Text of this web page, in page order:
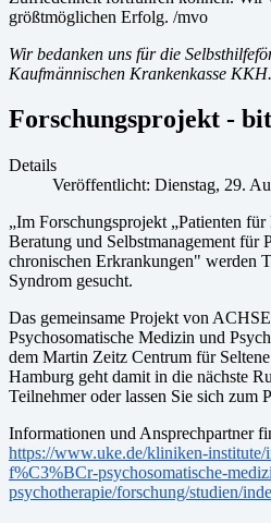
größtmöglichen Erfolg. /mvo
Wir bedanken uns für die
Kaufmännischen Krankenkasse KKH.
Forschungsprojekt -
Details
Veröffentlicht: Dienstag, 29.
„Im Forschungsprojekt „Patienten
Beratung und Selbstmanagement für
chronischen Erkrankungen" werden
Syndrom gesucht.
Das gemeinsame Projekt von
Psychosomatische Medizin und
dem Martin Zeitz Centrum für
Hamburg geht damit in die nächste
Teilnehmer oder lassen Sie sich zum
Informationen und Ansprechpartner
https://www.uke.de/kliniken-
f%C3%BCr-psychosomatische-
psychotherapie/forschung/studien/